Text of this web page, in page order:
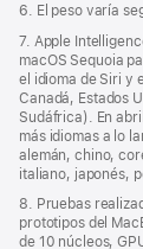
6. El peso varía
7. Apple
macOS Sequoia
el idioma de Siri y
Canadá, Estados
Sudáfrica). En
más idiomas a lo
alemán, chino,
italiano, japonés,
8. Pruebas
prototipos del
de 10 núcleos,